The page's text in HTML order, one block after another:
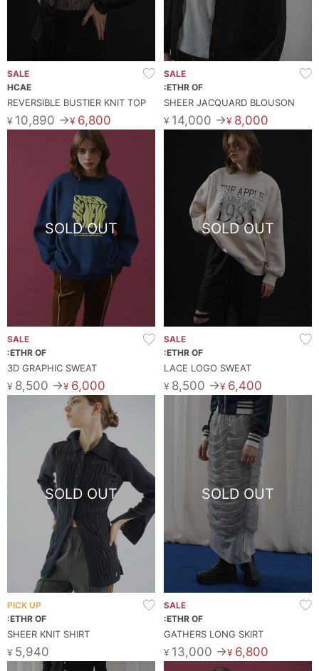
SALE
HCAE
REVERSIBLE BUSTIER KNIT TOP
¥10,890 →¥6,800
SALE
:ETHR OF
SHEER JACQUARD BLOUSON
¥14,000 →¥8,000
SOLD OUT
SALE
:ETHR OF
3D GRAPHIC SWEAT
¥8,500 →¥6,000
SOLD OUT
SALE
:ETHR OF
LACE LOGO SWEAT
¥8,500 →¥6,400
SOLD OUT
PICK UP
:ETHR OF
SHEER KNIT SHIRT
¥5,940
SOLD OUT
SALE
:ETHR OF
GATHERS LONG SKIRT
¥13,000 →¥6,800